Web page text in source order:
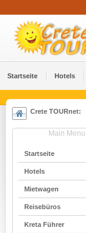
Startseite Hotels
Crete TOURnet:
Main Menu
Startseite
Hotels
Mietwagen
Reisebüros
Kreta Führer